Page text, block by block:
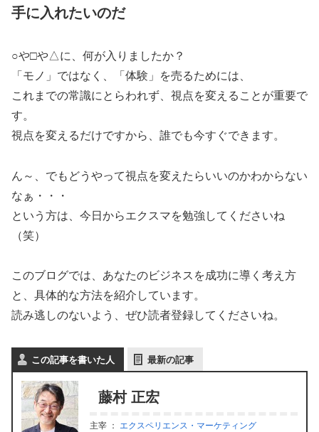
手に入れたいのだ
○や□や△に、何が入りましたか？
「モノ」ではなく、「体験」を売るためには、
これまでの常識にとらわれず、視点を変えることが重要で
す。
視点を変えるだけですから、誰でも今すぐできます。
ん～、でもどうやって視点を変えたらいいのかわからない
なぁ・・・
という方は、今日からエクスマを勉強してくださいね
（笑）
このブログでは、あなたのビジネスを成功に導く考え方
と、具体的な方法を紹介しています。
読み逃しのないよう、ぜひ読者登録してくださいね。
この記事を書いた人 最新の記事
藤村 正宏
主宰 ： エクスペリエンス・マーケティング